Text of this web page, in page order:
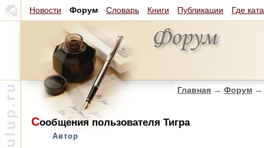
Новости Форум Словарь Книги Публикации Где
Главная → Форум →
Сообщения пользователя Тигра
Автор